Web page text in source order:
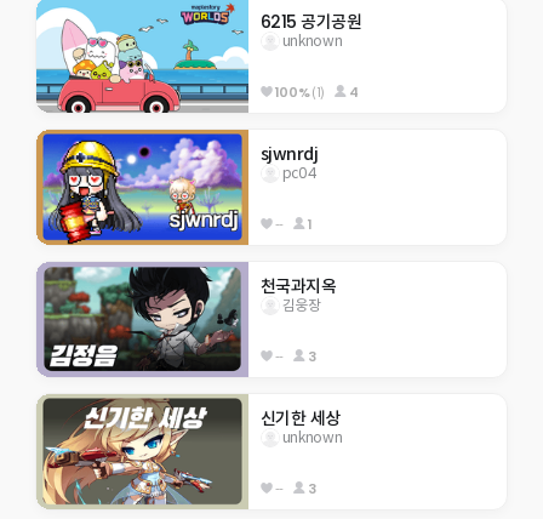
6215 공기공원
unknown
100%(1) 4
sjwnrdj
pc04
-- 1
천국과지옥
김웅장
-- 3
신기한 세상
unknown
-- 3